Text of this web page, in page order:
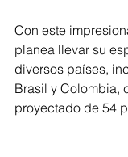
Con este
planea llevar su
diversos países,
Brasil y Colombia,
proyectado de 54